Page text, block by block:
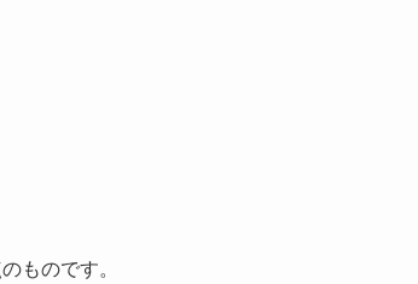
ものです。